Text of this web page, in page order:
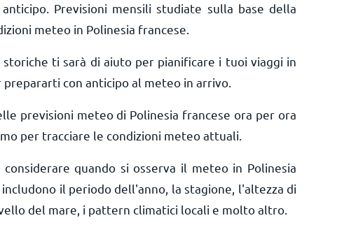
Previsioni mensili studiate sulla base della
meteo in Polinesia francese.
ti sarà di aiuto per pianificare i tuoi viaggi in
prepararti con anticipo al meteo in arrivo.
previsioni meteo di Polinesia francese ora per ora
per tracciare le condizioni meteo attuali.
quando si osserva il meteo in Polinesia
il periodo dell'anno, la stagione, l'altezza di
del mare, i pattern climatici locali e molto altro.